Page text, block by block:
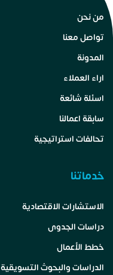
من نحن
تواصل معنا
المدونة
اراء العملاء
اسئلة شائعة
سابقة اعمالنا
تحالفات استراتيجية
خدماتنا
الاستشارات الاقتصادية
دراسات الجدوى
خطط الأعمال
الدراسات والبحوث التسويقية